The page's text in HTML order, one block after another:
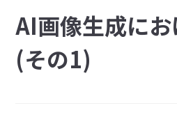
AI画像生成に
(その1)